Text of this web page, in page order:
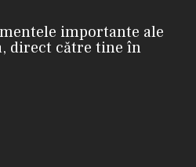
importante ale
direct către tine în